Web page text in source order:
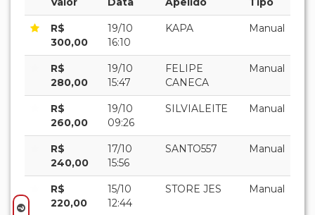
R$
300,00
19/10
16:10
KAPA Manual
R$
280,00
19/10
15:47
FELIPE
CANECA
Manual
R$
260,00
19/10
09:26
SILVIALEITE Manual
R$
240,00
17/10
15:56
SANTO557 Manual
R$
220,00
15/10
12:44
STORE JES Manual